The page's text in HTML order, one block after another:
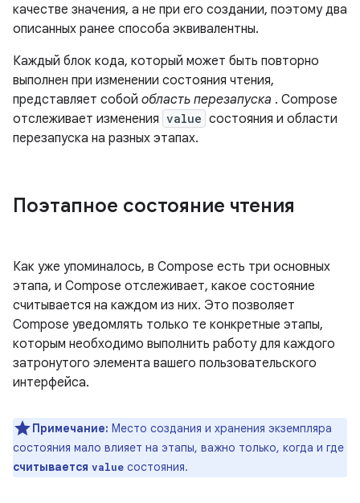
качестве значения, а не при его создании, поэтому два
описанных ранее способа эквивалентны.
Каждый блок кода, который может быть повторно
выполнен при изменении состояния чтения,
представляет собой область перезапуска . Compose
отслеживает изменения value состояния и области
перезапуска на разных этапах.
Поэтапное состояние чтения
Как уже упоминалось, в Compose есть три основных
этапа, и Compose отслеживает, какое состояние
считывается на каждом из них. Это позволяет
Compose уведомлять только те конкретные этапы,
которым необходимо выполнить работу для каждого
затронутого элемента вашего пользовательского
интерфейса.
Примечание: Место создания и хранения экземпляра
состояния мало влияет на этапы, важно только, когда и где
считывается value состояния.